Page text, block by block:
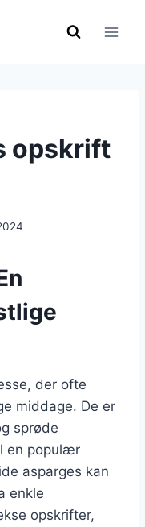
opskrift
der ofte
middage. De er
sprøde
en populær
asparges kan
enkle
opskrifter,